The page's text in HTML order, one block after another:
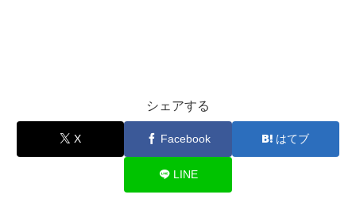
シェアする
X Facebook はてブ
LINE